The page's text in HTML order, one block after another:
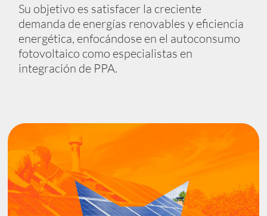
Su objetivo es satisfacer la creciente
demanda de energías renovables y eficiencia
energética, enfocándose en el autoconsumo
fotovoltaico como especialistas en
integración de PPA.